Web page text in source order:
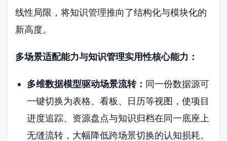
线性局限，将知识管理推向了结构化与模块化的
新高度。
多场景适配能力与知识管理实用性核心能力：
多维数据模型驱动场景流转： 同一份数据源可
一键切换为表格、看板、日历等视图，使项目
进度追踪、资源盘点与知识归档在同一底座上
无缝流转，大幅降低跨场景切换的认知损耗。